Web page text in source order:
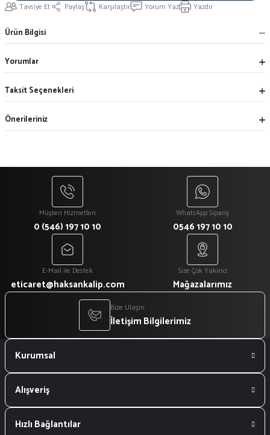
Tavsiye Et Paylaş Karşılaştır Yorum Yaz Yazdır
Ürün Bilgisi
Yorumlar
Taksit Seçenekleri
Önerileriniz
Müşteri Hizmetleri
0 (546) 197 10 10
WhatsApp Sipariş
0546 197 10 10
E-Mail ile Destek
eticaret@haksankalip.com
Size Çok Yakınız
Mağazalarımız
Bize Ulaşın
İletişim Bilgilerimiz
Kurumsal
Alışveriş
Hızlı Bağlantılar